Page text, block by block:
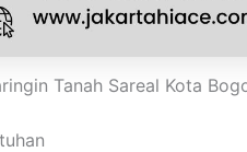
Tanah Sareal Kota